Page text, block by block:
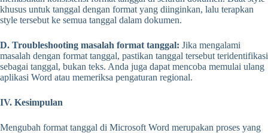
khusus untuk tanggal dengan format yang diinginkan, lalu terapkan
style tersebut ke semua tanggal dalam dokumen.
D. Troubleshooting masalah format tanggal: Jika mengalami
masalah dengan format tanggal, pastikan tanggal tersebut teridentifikasi
sebagai tanggal, bukan teks. Anda juga dapat mencoba memulai ulang
aplikasi Word atau memeriksa pengaturan regional.
IV. Kesimpulan
Mengubah format tanggal di Microsoft Word merupakan proses yang